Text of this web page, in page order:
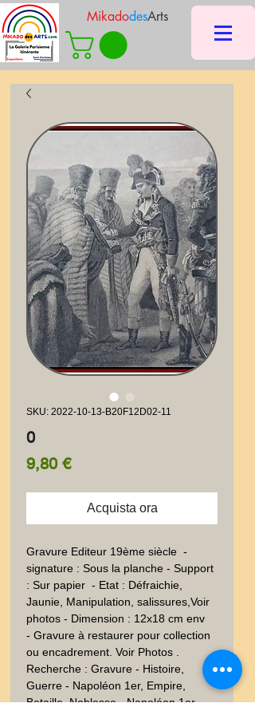
MikadodesArts
SKU: 2022-10-13-B20F12D02-11
0
9,80 €Prezzo
Acquista ora
Gravure Editeur 19ème siècle  -
signature : Sous la planche - Support
: Sur papier  - Etat : Défraichie,
Jaunie, Manipulation, salissures,Voir
photos - Dimension : 12x18 cm env
- Gravure à restaurer pour collection
ou encadrement. Voir Photos .
Recherche : Gravure - Histoire,
Guerre - Napoléon 1er, Empire,
Bataille, Noblesse - Napoléon 1er -